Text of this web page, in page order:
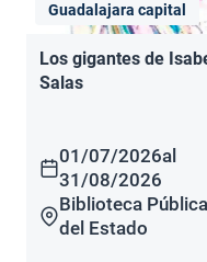
Guadalajara capital
Los gigantes de
Salas
01/07/2026al
31/08/2026
Biblioteca Pública
del Estado